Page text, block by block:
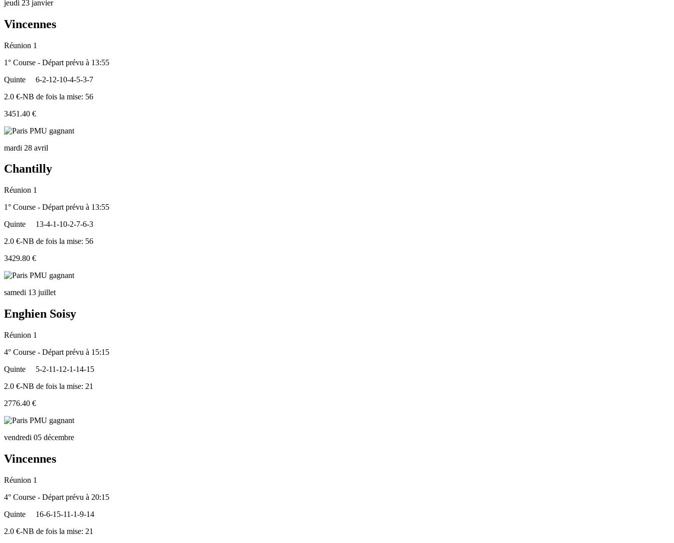
jeudi 23 janvier
Vincennes
Réunion 1
1° Course - Départ prévu à 13:55
Quinte
6-2-12-10-4-5-3-7
2.0 €-NB de fois la mise: 56
3451.40 €
mardi 28 avril
Chantilly
Réunion 1
1° Course - Départ prévu à 13:55
Quinte
13-4-1-10-2-7-6-3
2.0 €-NB de fois la mise: 56
3429.80 €
samedi 13 juillet
Enghien Soisy
Réunion 1
4° Course - Départ prévu à 15:15
Quinte
5-2-11-12-1-14-15
2.0 €-NB de fois la mise: 21
2776.40 €
vendredi 05 décembre
Vincennes
Réunion 1
4° Course - Départ prévu à 20:15
Quinte
16-6-15-11-1-9-14
2.0 €-NB de fois la mise: 21